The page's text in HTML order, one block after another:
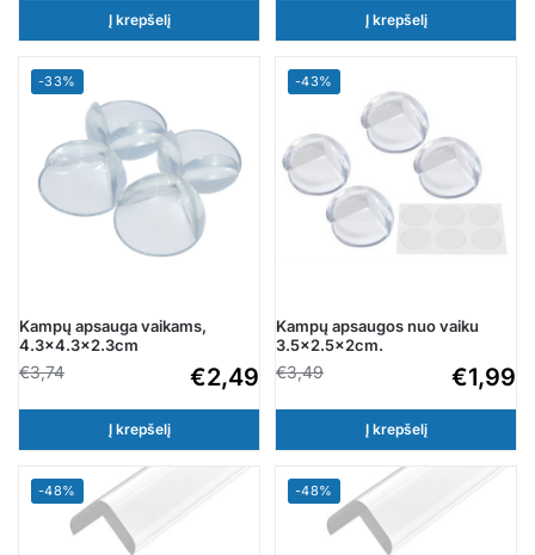
Į krepšelį Į krepšelį
-33%
Kampų apsauga vaikams,
4.3×4.3×2.3cm
€3,74 €2,49
Į krepšelį
-43%
Kampų apsaugos nuo vaiku
3.5×2.5x2cm.
€3,49 €1,99
Į krepšelį
-48% -48%